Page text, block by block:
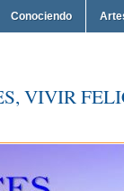
Conociendo
VIVIR